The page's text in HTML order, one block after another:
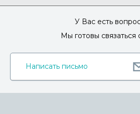
У Вас есть
Мы готовы связаться
Написать письмо